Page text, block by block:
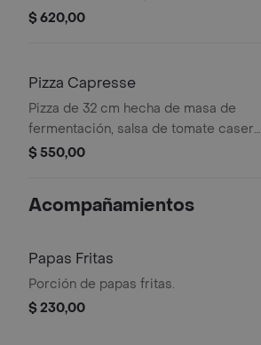
casera, mozzarella, cheddar y
$ 620,00
Pizza Capresse
Pizza de 32 cm hecha de masa de
fermentación, salsa de tomate casera
con mozzarella, tomate, albahaca y
$ 550,00
Acompañamientos
Papas Fritas
Porción de papas fritas.
$ 230,00